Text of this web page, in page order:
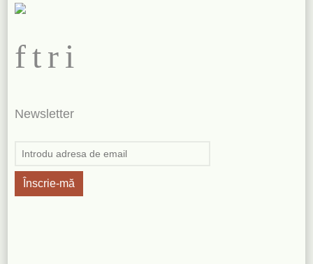
ftri
Newsletter